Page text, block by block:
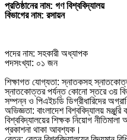
প্রতিষ্ঠানের নাম: গণ বিশ্ববিদ্যালয়
বিভাগের নাম: রসায়ন
পদের নাম: সহকারী অধ্যাপক
পদসংখ্যা: ০১ জন
শিক্ষাগত যোগ্যতা: স্নাতকসহ
স্নাতকোত্তর পর্যন্ত কোনো স্তরে ৩য়
সম্পন্ন ও পিএইচডি ডিগ্রীধারিদের
অভিজ্ঞতা: বাংলাদেশ বিশ্ববিদ্যালয়
বিশ্ববিদ্যালয়ের শিক্ষক নিয়োগ
প্রকাশনা থাকা আবশ্যক।